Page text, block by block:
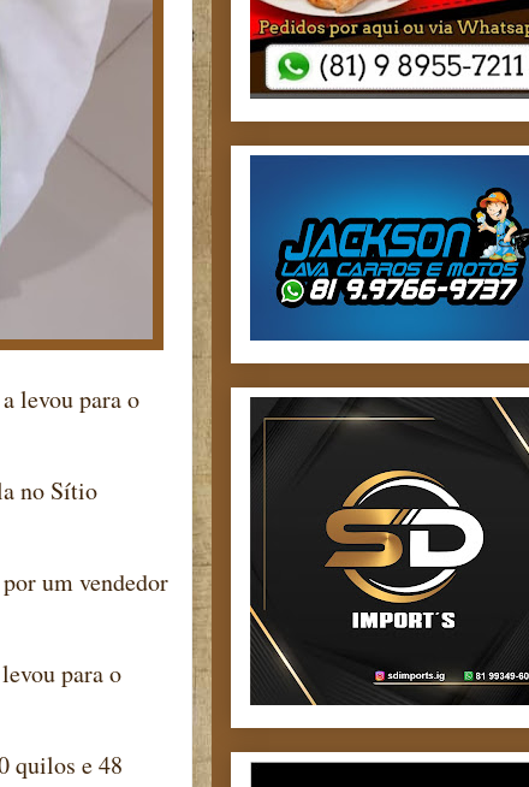
levou para o
no Sítio
um vendedor
para o
quilos e 48